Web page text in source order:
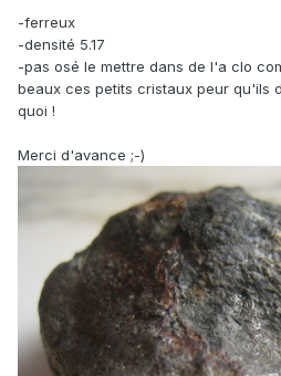
-ferreux
-densité 5.17
-pas osé le mettre dans de l'a clo
beaux ces petits cristaux peur qu'ils
quoi !
Merci d'avance ;-)